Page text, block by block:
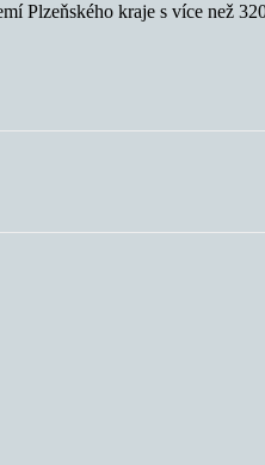
Plzeňského kraje s více než